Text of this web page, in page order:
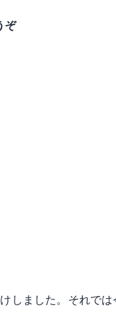
ぞ
しました。それで